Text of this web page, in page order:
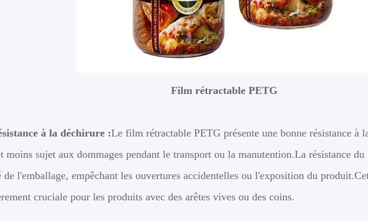
Film rétractable PETG
à la déchirure :Le film rétractable PETG présente une bonne résistance à
moins sujet aux dommages pendant le transport ou la manutention.La résistance
l'emballage, empêchant les ouvertures accidentelles ou l'exposition du
cruciale pour les produits avec des arêtes vives ou des coins.